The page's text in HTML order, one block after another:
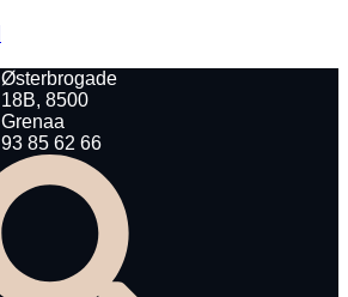
Østerbrogade
18B, 8500
Grenaa
93 85 62 66